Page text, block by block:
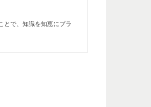
とで、知識を知恵にプラ